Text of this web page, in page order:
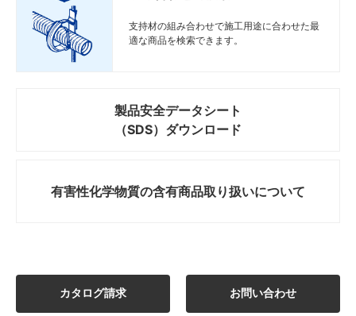
支持材の組み合わせで施工用途に合わせた最
適な商品を検索できます。
製品安全データシート
（SDS）ダウンロード
有害性化学物質の含有商品取り扱いについて
カタログ請求 お問い合わせ